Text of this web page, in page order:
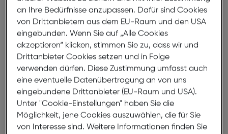
€ 149,00
an Ihre Bedürfnisse anzupassen. Dafür sind Cookies
von Drittanbietern aus dem EU-Raum und den USA
eingebunden. Wenn Sie auf „Alle Cookies
akzeptieren“ klicken, stimmen Sie zu, dass wir und
Drittanbieter Cookies setzen und in Folge
verwenden dürfen. Diese Zustimmung umfasst auch
eine eventuelle Datenübertragung an von uns
eingebundene Drittanbieter (EU-Raum und USA).
Unter "Cookie-Einstellungen" haben Sie die
Möglichkeit, jene Cookies auszuwählen, die für Sie
von Interesse sind. Weitere Informationen finden Sie